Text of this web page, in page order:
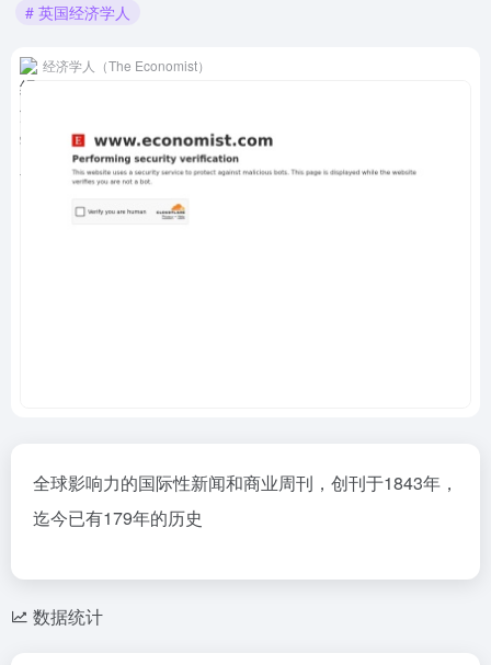
# 英国经济学人
经济学人（The Economist）
全球影响力的国际性新闻和商业周刊，创刊于1843年，
迄今已有179年的历史
数据统计